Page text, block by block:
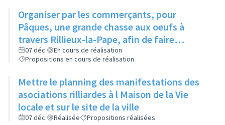
Organiser par les commerçants, pour
Pâques, une grande chasse aux oeufs à
travers Rillieux-la-Pape, afin de faire
connaître différents endroits aux habitants
07 déc.
En cours de réalisation
Propositions en cours de réalisation
Mettre le planning des manifestations des
asociations rilliardes à l Maison de la Vie
locale et sur le site de la ville
07 déc. Réalisée Propositions réalisées